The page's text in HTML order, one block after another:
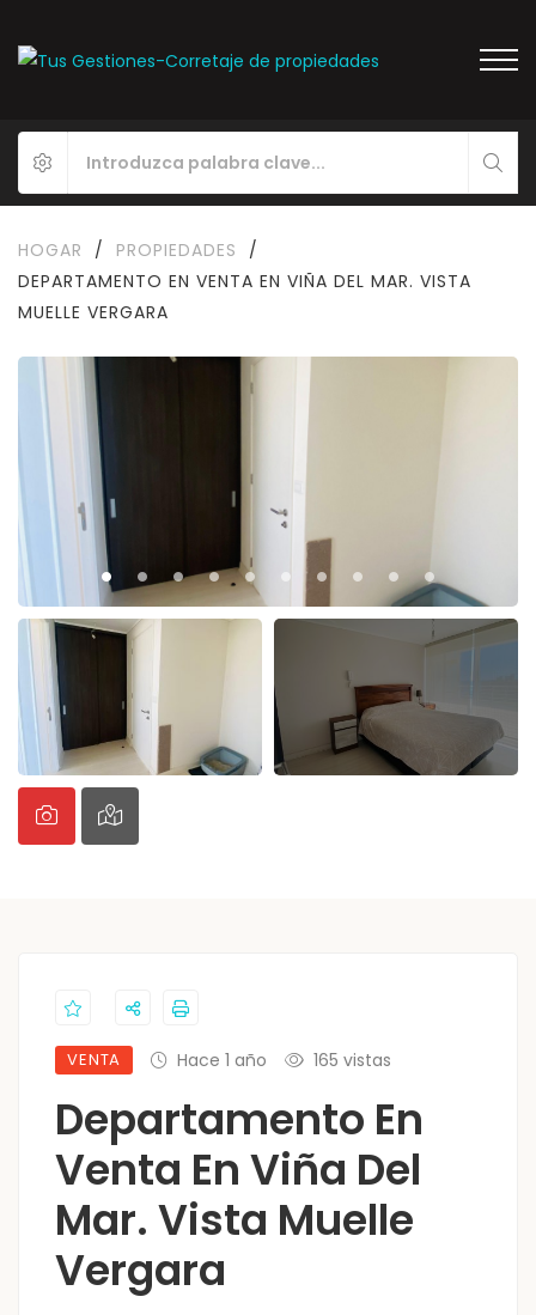
HOGAR / PROPIEDADES
/
DEPARTAMENTO EN VENTA EN VIÑA DEL MAR. VISTA
MUELLE VERGARA
VENTA Hace 1 año 165 vistas
Departamento En
Venta En Viña Del
Mar. Vista Muelle
Vergara